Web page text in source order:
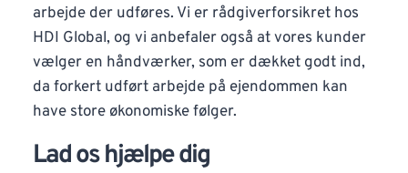
arbejde der udføres. Vi er rådgiverforsikret hos
HDI Global, og vi anbefaler også at vores kunder
vælger en håndværker, som er dækket godt ind,
da forkert udført arbejde på ejendommen kan
have store økonomiske følger.
Lad os hjælpe dig